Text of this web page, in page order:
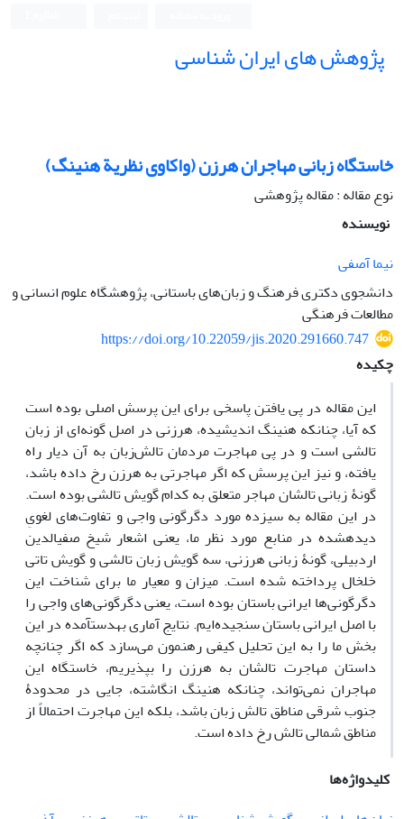
پژوهش های ایران شناسی
خاستگاه زبانی مهاجران هرزن (واکاوی نظریة هنینگ)
نوع مقاله : مقاله پژوهشی
نویسنده
نیما آصفی
دانشجوی دکتری فرهنگ و زبان‌های باستانی، پژوهشگاه علوم انسانی و
مطالعات فرهنگی
https://doi.org/10.22059/jis.2020.291660.747
چکیده
این مقاله در پی یافتن پاسخی برای این پرسش اصلی بوده ‌است
که آیا، چنانکه هنینگ اندیشیده، هرزنی در اصل گونه‌ای از زبان
تالشی است و در پی مهاجرت مردمان تالش‌زبان به آن دیار راه
یافته، و نیز این پرسش که اگر مهاجرتی به هرزن رخ داده باشد،
گونۀ زبانی تالشان مهاجر متعلق به کدام گویش تالشی بوده ‌است.
در این مقاله به سیزده مورد دگرگونی واجی و تفاوت‌های لغویِ
دیده­شده در منابع مورد نظر ما، یعنی اشعار شیخ صفی­الدین
اردبیلی، گونۀ زبانی هرزنی، سه گویش زبان تالشی و گویش تاتی
خلخال پرداخته شده است. میزان و معیار ما برای شناخت این
دگرگونی‌ها ایرانی باستان بوده است، یعنی دگرگونی‌های واجی را
با اصل ایرانی باستان سنجیده‌ایم. نتایج آماری به­دست­آمده در این
بخش ما را به این تحلیل کیفی رهنمون می‌سازد که اگر چنانچه
داستان مهاجرت تالشان به هرزن را بپذیریم، خاستگاه این
مهاجران نمی‌تواند، چنانکه هنینگ انگاشته، جایی در محدودۀ
جنوب شرقی مناطق تالش زبان باشد، بلکه این مهاجرت احتمالاً از
مناطق شمالی تالش رخ داده است.
کلیدواژه‌ها